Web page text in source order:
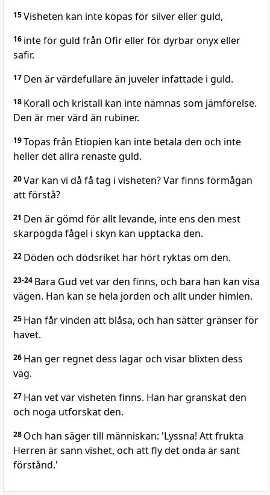
15Visheten kan inte köpas för silver eller guld,
16 inte för guld från Ofir eller för dyrbar onyx eller
safir.
17 Den är värdefullare än juveler infattade i guld.
18 Korall och kristall kan inte nämnas som jämförelse.
Den är mer värd än rubiner.
19Topas från Etiopien kan inte betala den och inte
heller det allra renaste guld.
20Var kan vi då få tag i visheten? Var finns förmågan
att förstå?
21 Den är gömd för allt levande, inte ens den mest
skarpögda fågel i skyn kan upptäcka den.
22 Döden och dödsriket har hört ryktas om den.
23-24 Bara Gud vet var den finns, och bara han kan visa
vägen. Han kan se hela jorden och allt under himlen.
25 Han får vinden att blåsa, och han sätter gränser för
havet.
26 Han ger regnet dess lagar och visar blixten dess
väg.
27 Han vet var visheten finns. Han har granskat den
och noga utforskat den.
28 Och han säger till människan: 'Lyssna! Att frukta
Herren är sann vishet, och att fly det onda är sant
förstånd.'